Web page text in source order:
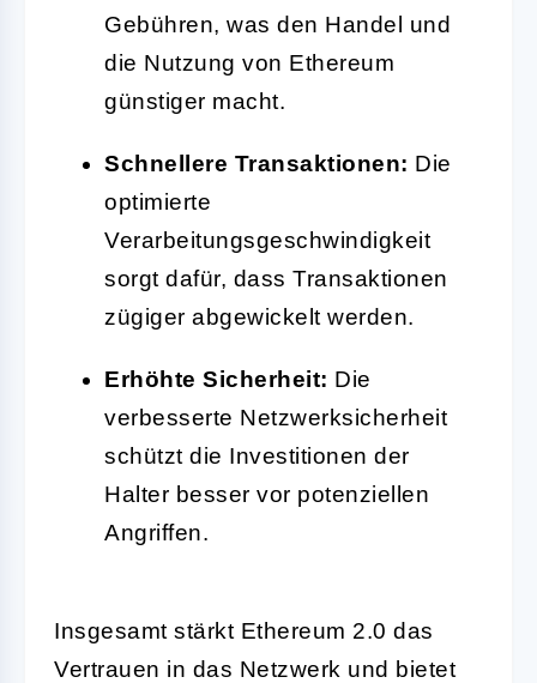
Gebühren, was den Handel und
die Nutzung von Ethereum
günstiger macht.
Schnellere Transaktionen: Die
optimierte
Verarbeitungsgeschwindigkeit
sorgt dafür, dass Transaktionen
zügiger abgewickelt werden.
Erhöhte Sicherheit: Die
verbesserte Netzwerksicherheit
schützt die Investitionen der
Halter besser vor potenziellen
Angriffen.
Insgesamt stärkt Ethereum 2.0 das
Vertrauen in das Netzwerk und bietet